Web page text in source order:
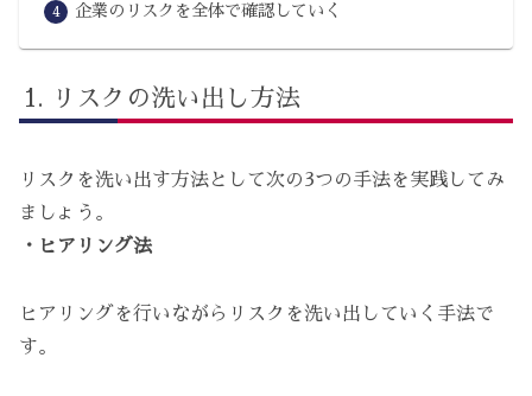
企業のリスクを全体で確認していく
リスクの洗い出し方法
リスクを洗い出す方法として次の3つの手法を実践してみ
ましょう。
・ヒアリング法
ヒアリングを行いながらリスクを洗い出していく手法で
す。